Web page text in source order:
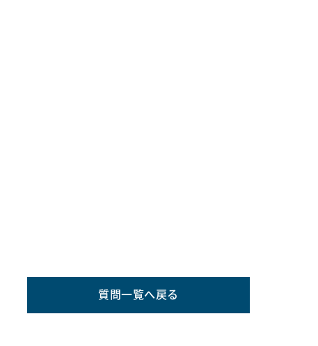
質問一覧へ戻る